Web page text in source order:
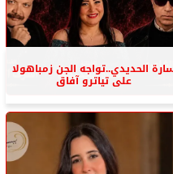
الحديدي..تواجه الجن زمباهولا
على تياترو آفاق